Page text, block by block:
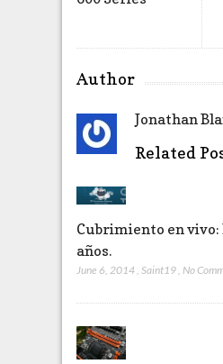
Author
Jonathan
Related
Cubrimiento en vivo:
años.
June 6, 2014, Saint19, No